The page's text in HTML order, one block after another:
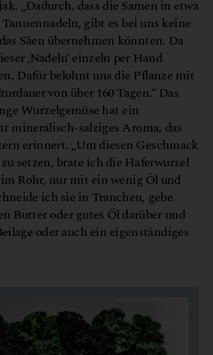
„Dadurch, dass die Samen in etwa
gibt es bei uns keine
Säen übernehmen könnten. Da
‚Nadeln‘ einzeln per Hand
Dafür belohnt uns die Pflanze mit
von über 160 Tagen.“ Das
Wurzelgemüse hat ein
mineralisch-salziges Aroma, das
erinnert. „Um diesen Geschmack
setzen, brate ich die Haferwurzel
im Rohr, nur mit ein wenig Öl und
ich sie in Tranchen, gebe
Butter oder gutes Öl darüber und
oder auch ein eigenständiges